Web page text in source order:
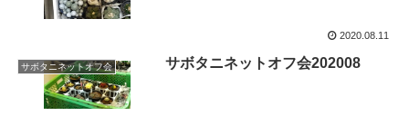
2020.08.11
サボタニネットオフ会 サボタニネットオフ会202008